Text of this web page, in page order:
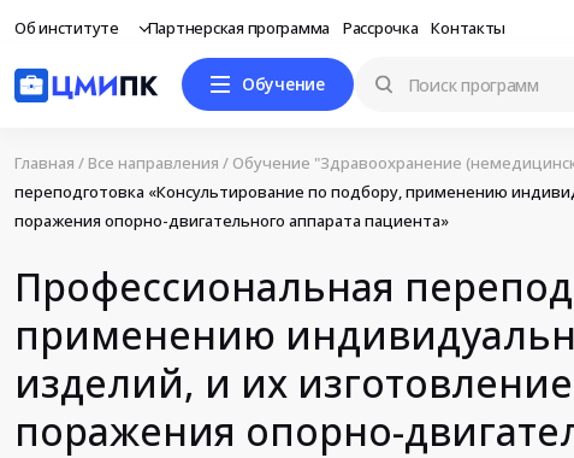
Об институте Партнерская программа Рассрочка Контакты
Обучение
Главная / Все направления / Обучение "Здравоохранение
переподготовка «Консультирование по подбору, применению
поражения опорно-двигательного аппарата пациента»
Профессиональная
применению
изделий, и их
поражения опорно-